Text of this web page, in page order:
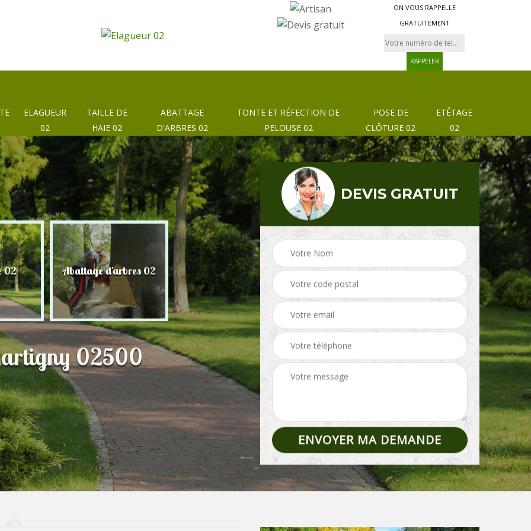
ON VOUS RAPPELLE
GRATUITEMENT
ELAGUEUR
02
TAILLE DE
HAIE 02
ABATTAGE
D'ARBRES 02
TONTE ET RÉFECTION DE
PELOUSE 02
POSE DE
CLÔTURE 02
ETÊTAGE
02
02 Abattage d'arbres 02 Taille de haie 02 Pose de clôture et Etêtage 02
02500
DEVIS GRATUIT